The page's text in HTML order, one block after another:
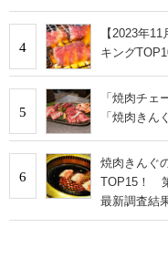
4
【2023年
キング
5
「焼肉チ
「焼肉きん
6
焼肉きんぐ
TOP15！
最新調査結果